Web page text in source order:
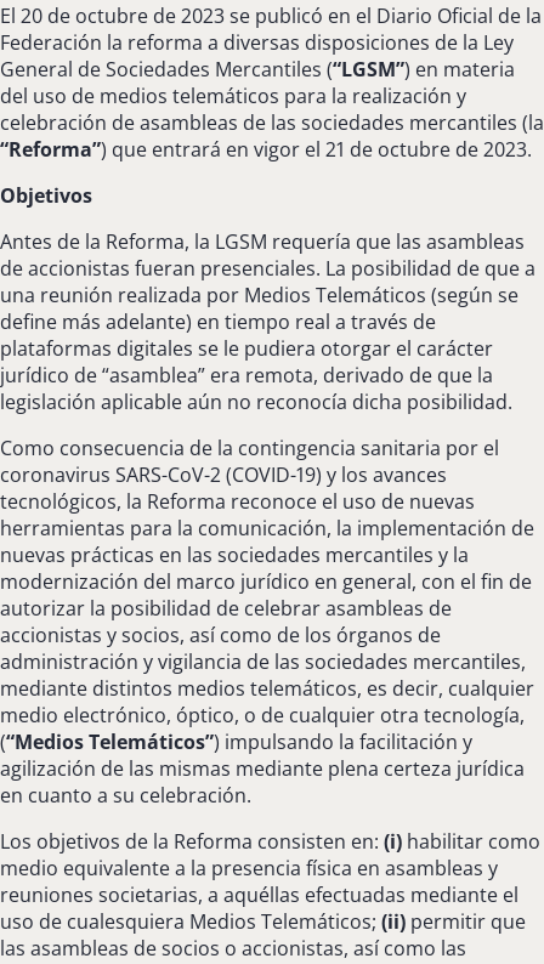
El 20 de octubre de 2023 se publicó en el Diario Oficial de la
Federación la reforma a diversas disposiciones de la Ley
General de Sociedades Mercantiles (“LGSM”) en materia
del uso de medios telemáticos para la realización y
celebración de asambleas de las sociedades mercantiles (la
“Reforma”) que entrará en vigor el 21 de octubre de 2023.
Objetivos
Antes de la Reforma, la LGSM requería que las asambleas
de accionistas fueran presenciales. La posibilidad de que a
una reunión realizada por Medios Telemáticos (según se
define más adelante) en tiempo real a través de
plataformas digitales se le pudiera otorgar el carácter
jurídico de “asamblea” era remota, derivado de que la
legislación aplicable aún no reconocía dicha posibilidad.
Como consecuencia de la contingencia sanitaria por el
coronavirus SARS-CoV-2 (COVID-19) y los avances
tecnológicos, la Reforma reconoce el uso de nuevas
herramientas para la comunicación, la implementación de
nuevas prácticas en las sociedades mercantiles y la
modernización del marco jurídico en general, con el fin de
autorizar la posibilidad de celebrar asambleas de
accionistas y socios, así como de los órganos de
administración y vigilancia de las sociedades mercantiles,
mediante distintos medios telemáticos, es decir, cualquier
medio electrónico, óptico, o de cualquier otra tecnología,
(“Medios Telemáticos”) impulsando la facilitación y
agilización de las mismas mediante plena certeza jurídica
en cuanto a su celebración.
Los objetivos de la Reforma consisten en: (i) habilitar como
medio equivalente a la presencia física en asambleas y
reuniones societarias, a aquéllas efectuadas mediante el
uso de cualesquiera Medios Telemáticos; (ii) permitir que
las asambleas de socios o accionistas, así como las